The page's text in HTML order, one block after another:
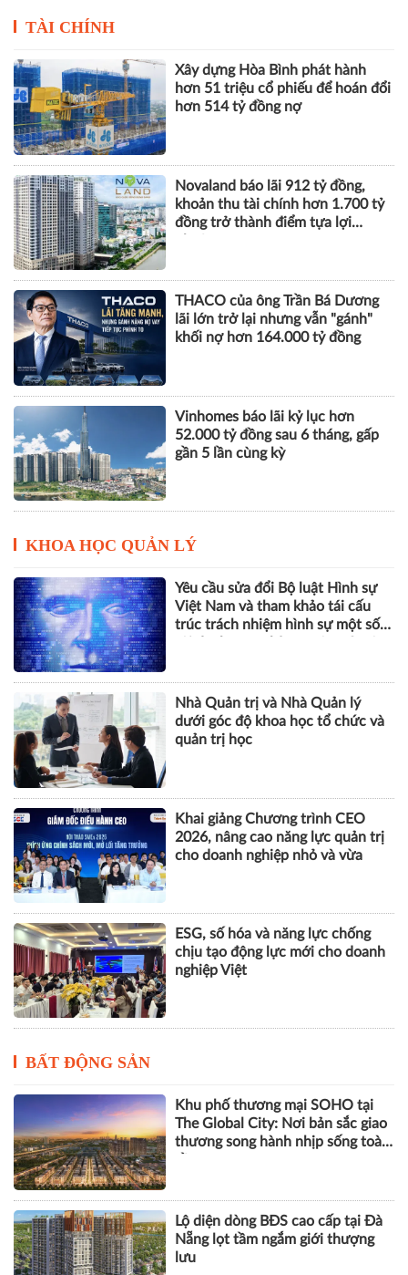
TÀI CHÍNH
Xây dựng Hòa Bình phát hành
hơn 51 triệu cổ phiếu để hoán đổi
hơn 514 tỷ đồng nợ
Novaland báo lãi 912 tỷ đồng,
khoản thu tài chính hơn 1.700 tỷ
đồng trở thành điểm tựa lợi
THACO của ông Trần Bá Dương
lãi lớn trở lại nhưng vẫn "gánh"
khối nợ hơn 164.000 tỷ đồng
Vinhomes báo lãi kỷ lục hơn
52.000 tỷ đồng sau 6 tháng, gấp
gần 5 lần cùng kỳ
KHOA HỌC QUẢN LÝ
Yêu cầu sửa đổi Bộ luật Hình sự
Việt Nam và tham khảo tái cấu
trúc trách nhiệm hình sự một số
Nhà Quản trị và Nhà Quản lý
dưới góc độ khoa học tổ chức và
quản trị học
Khai giảng Chương trình CEO
2026, nâng cao năng lực quản trị
cho doanh nghiệp nhỏ và vừa
ESG, số hóa và năng lực chống
chịu tạo động lực mới cho doanh
nghiệp Việt
BẤT ĐỘNG SẢN
Khu phố thương mại SOHO tại
The Global City: Nơi bản sắc giao
thương song hành nhịp sống toàn
Lộ diện dòng BĐS cao cấp tại Đà
Nẵng lọt tầm ngắm giới thượng
lưu